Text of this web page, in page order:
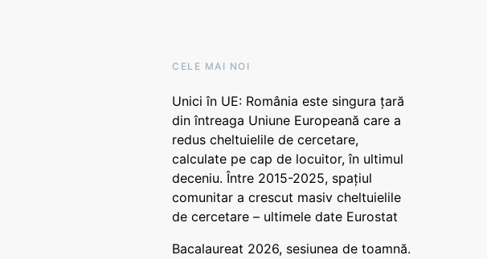
CELE MAI NOI
Unici în UE: România este singura țară
din întreaga Uniune Europeană care a
redus cheltuielile de cercetare,
calculate pe cap de locuitor, în ultimul
deceniu. Între 2015-2025, spațiul
comunitar a crescut masiv cheltuielile
de cercetare – ultimele date Eurostat
Bacalaureat 2026, sesiunea de toamnă.